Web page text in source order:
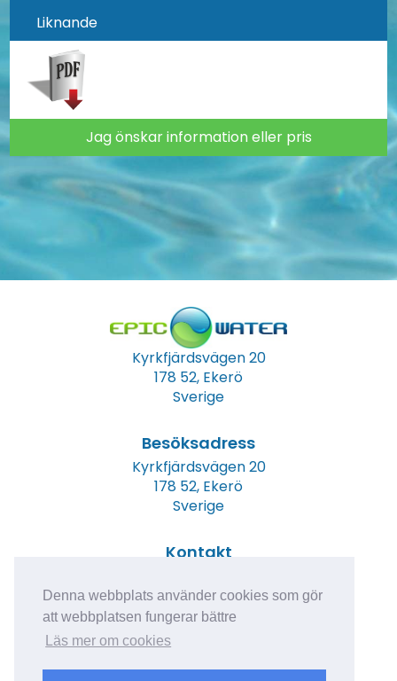
Denna webbplats använder cookies som gör
att webbplatsen fungerar bättre
Läs mer om cookies
Liknande
Jag önskar information eller pris
Kyrkfjärdsvägen 20
178 52, Ekerö
Sverige
Besöksadress
Kyrkfjärdsvägen 20
178 52, Ekerö
Sverige
Kontakt
E-post:info@epicwater.se